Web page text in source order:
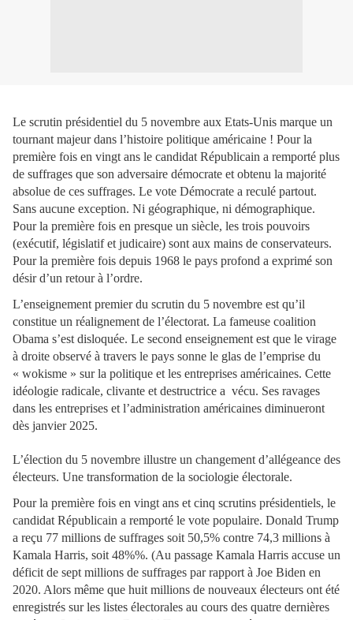
Le scrutin présidentiel du 5 novembre aux Etats-Unis marque un
tournant majeur dans l’histoire politique américaine ! Pour la
première fois en vingt ans le candidat Républicain a remporté plus
de suffrages que son adversaire démocrate et obtenu la majorité
absolue de ces suffrages. Le vote Démocrate a reculé partout.
Sans aucune exception. Ni géographique, ni démographique.
Pour la première fois en presque un siècle, les trois pouvoirs
(exécutif, législatif et judicaire) sont aux mains de conservateurs.
Pour la première fois depuis 1968 le pays profond a exprimé son
désir d’un retour à l’ordre.
L’enseignement premier du scrutin du 5 novembre est qu’il
constitue un réalignement de l’électorat. La fameuse coalition
Obama s’est disloquée. Le second enseignement est que le virage
à droite observé à travers le pays sonne le glas de l’emprise du
« wokisme » sur la politique et les entreprises américaines. Cette
idéologie radicale, clivante et destructrice a vécu. Ses ravages
dans les entreprises et l’administration américaines diminueront
dès janvier 2025.
L’élection du 5 novembre illustre un changement d’allégeance des
électeurs. Une transformation de la sociologie électorale.
Pour la première fois en vingt ans et cinq scrutins présidentiels, le
candidat Républicain a remporté le vote populaire. Donald Trump
a reçu 77 millions de suffrages soit 50,5% contre 74,3 millions à
Kamala Harris, soit 48%%. (Au passage Kamala Harris accuse un
déficit de sept millions de suffrages par rapport à Joe Biden en
2020. Alors même que huit millions de nouveaux électeurs ont été
enregistrés sur les listes électorales au cours des quatre dernières